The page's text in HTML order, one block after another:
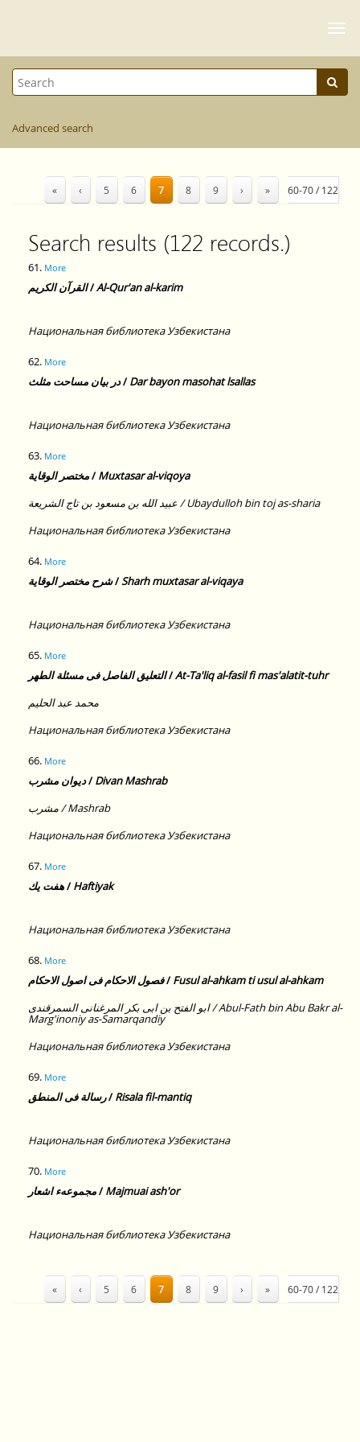
Advanced search
« ‹ 5 6 7 8 9 › » 60-70 / 122
Search results (122 records.)
61. More
القرآن الكريم/Al-Qur'an al-karim
Национальная библиотека Узбекистана
62. More
در بيان مساحت مثلث/Dar bayon masohat lsallas
Национальная библиотека Узбекистана
63. More
مختصر الوقاية/Muxtasar al-viqoya
عبيد الله بن مسعود بن تاج الشريعة / Ubaydulloh bin toj as-sharia
Национальная библиотека Узбекистана
64. More
شرح مختصر الوقاية/Sharh muxtasar al-viqaya
Национальная библиотека Узбекистана
65. More
التعليق الفاصل فى مسئلة الطهر/At-Ta'liq al-fasil fi mas'alatit-tuhr
محمد عبد الحليم
Национальная библиотека Узбекистана
66. More
ديوان مشرب/Divan Mashrab
مشرب / Mashrab
Национальная библиотека Узбекистана
67. More
هفت يك/Haftiyak
Национальная библиотека Узбекистана
68. More
فصول الاحكام فى اصول الاحكام/Fusul al-ahkam ti usul al-ahkam
ابو الفتح بن ابى بكر المرغنانى السمرقندى / Abul-Fath bin Abu Bakr al-
Marg'inoniy as-Samarqandiy
Национальная библиотека Узбекистана
69. More
رسالة فى المنطق/Risala fil-mantiq
Национальная библиотека Узбекистана
70. More
مجموعهء اشعار/Majmuai ash'or
Национальная библиотека Узбекистана
« ‹ 5 6 7 8 9 › » 60-70 / 122